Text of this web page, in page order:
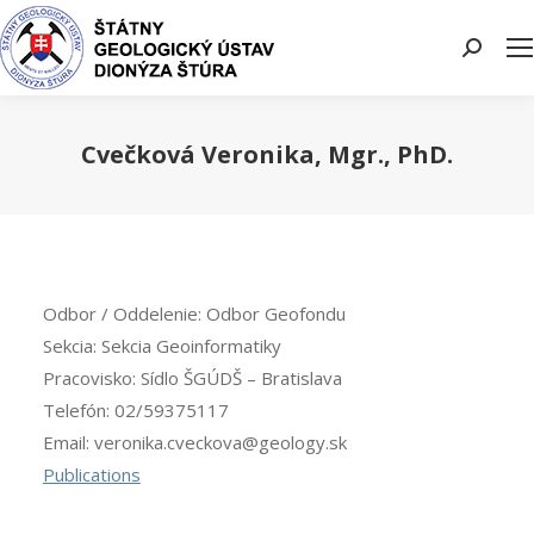
Search:
Cvečková Veronika, Mgr., PhD.
Odbor / Oddelenie: Odbor Geofondu
Sekcia: Sekcia Geoinformatiky
Pracovisko: Sídlo ŠGÚDŠ – Bratislava
Telefón: 02/59375117
Email: veronika.cveckova@geology.sk
Publications